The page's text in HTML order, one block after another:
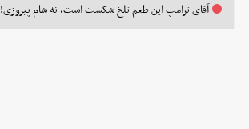
آقای ترامپ این طعم تلخ شکست است، نه شام پیروزی!